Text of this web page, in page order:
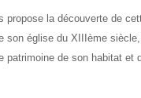
propose la découverte de
église du XIIIème
patrimoine de son habitat